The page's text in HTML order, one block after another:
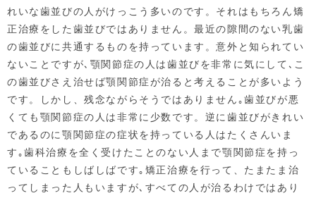
れいな歯並びの人がけっこう多いのです。それはもちろん矯
正治療をした歯並びではありません。最近の隙間のない乳歯
の歯並びに共通するものを持っています。意外と知られてい
ないことですが､顎関節症の人は歯並びを非常に気にして､こ
の歯並びさえ治せば顎関節症が治ると考えることが多いよう
です。しかし、残念ながらそうではありません｡歯並びが悪
くても顎関節症の人は非常に少数です。逆に歯並びがきれい
であるのに顎関節症の症状を持っている人はたくさんいま
す｡歯科治療を全く受けたことのない人まで顎関節症を持っ
ていることもしばしばです｡矯正治療を行って、たまたま治
ってしまった人もいますが､すべての人が治るわけではあり